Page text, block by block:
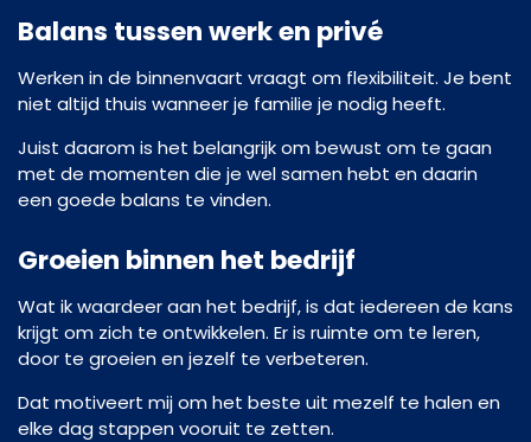
Balans tussen werk en privé
Werken in de binnenvaart vraagt om flexibiliteit. Je bent
niet altijd thuis wanneer je familie je nodig heeft.
Juist daarom is het belangrijk om bewust om te gaan
met de momenten die je wel samen hebt en daarin
een goede balans te vinden.
Groeien binnen het bedrijf
Wat ik waardeer aan het bedrijf, is dat iedereen de kans
krijgt om zich te ontwikkelen. Er is ruimte om te leren,
door te groeien en jezelf te verbeteren.
Dat motiveert mij om het beste uit mezelf te halen en
elke dag stappen vooruit te zetten.